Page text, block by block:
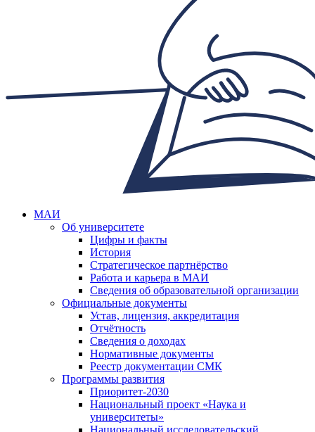
МАИ
Об университете
Цифры и факты
История
Стратегическое партнёрство
Работа и карьера в МАИ
Сведения об образовательной организации
Официальные документы
Устав, лицензия, аккредитация
Отчётность
Сведения о доходах
Нормативные документы
Реестр документации СМК
Программы развития
Приоритет-2030
Национальный проект «Наука и
университеты»
Национальный исследовательский